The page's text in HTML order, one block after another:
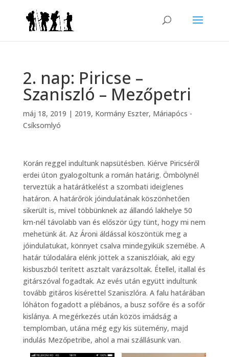
2. nap: Piricse –
Szaniszló – Mezőpetri
máj 18, 2019 | 2019, Kormány Eszter, Máriapócs -
Csíksomlyó
Korán reggel indultunk napsütésben. Kiérve Piricséről
erdei úton gyalogoltunk a román határig. Ömbölynél
terveztük a határátkelést a szombati ideiglenes
határon. A határőrök jóindulatának köszönhetően
sikerült is, mivel többünknek az állandó lakhelye 50
km-nél távolabb van és először úgy tünt, hogy mi nem
mehetünk át. Az Ároni áldással köszöntük meg a
jóindulatukat, könnyet csalva mindegyikük szemébe. A
határ túlodalára elénk jöttek a szaniszlóiak, aki egy
kisbuszból terített asztalt varázsoltak. Étellel, itallal és
gitárszóval fogadtak. Az evés után együtt indultunk
tovább gitáros kisérettel Szaniszlóra. A falu határában
lóháton fogadott a plébános, a busz sofőre és a sofőr
kislánya. A megérkezés után közös imádság a
templomban, utána még egy kis sütemény, majd
indulás Mezőpetribe, ahol a mai szállásunk van.